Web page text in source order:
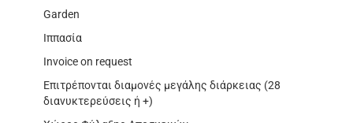
Garden
Ιππασία
Invoice on request
Επιτρέπονται διαμονές μεγάλης διάρκειας (28
διανυκτερεύσεις ή +)